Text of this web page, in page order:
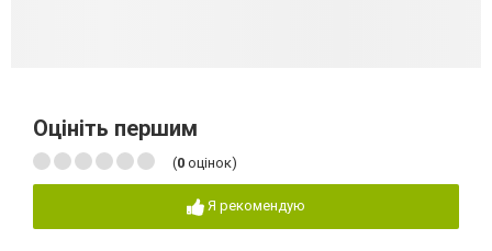
Оцініть першим
(0 оцінок)
Я рекомендую